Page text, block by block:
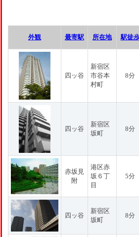
外観 最寄駅 所在地 駅徒
四ッ谷
新宿区
市谷本
村町
8分
四ッ谷
新宿区
坂町
8分
赤坂見
附
港区赤
坂６丁
目
5分
四ッ谷
新宿区
坂町
8分